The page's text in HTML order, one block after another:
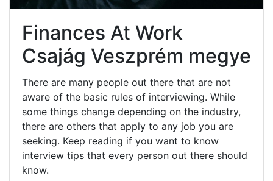
Finances At Work
Csajág Veszprém megye
There are many people out there that are not
aware of the basic rules of interviewing. While
some things change depending on the industry,
there are others that apply to any job you are
seeking. Keep reading if you want to know
interview tips that every person out there should
know.